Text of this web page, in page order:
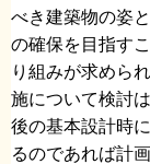
べき建築物の姿
の確保を目指す
り組みが求めら
施について検討
後の基本設計時
るのであれば計